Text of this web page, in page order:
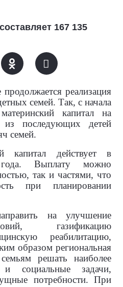
167 135
реализация
семей. Так, с начала
капитал на
из последующих детей
семей.
капитал действует в
Выплату можно
так и частями, что
при планировании
на улучшение
газификацию
реабилитацию,
образом региональная
решать наиболее
социальные задачи,
потребности. При